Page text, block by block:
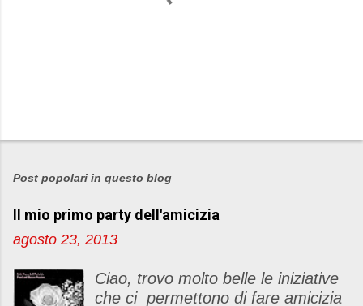
P
s
a
u
c
o
Post popolari in questo blog
Il mio primo party dell'amicizia
agosto 23, 2013
Ciao, trovo molto belle le iniziative
che ci permettono di fare amicizia